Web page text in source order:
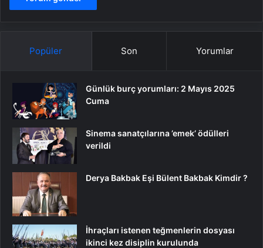
Popüler Son Yorumlar
Günlük burç yorumları: 2 Mayıs 2025
Cuma
Sinema sanatçılarına ’emek’ ödülleri
verildi
Derya Bakbak Eşi Bülent Bakbak Kimdir ?
İhraçları istenen teğmenlerin dosyası
ikinci kez disiplin kurulunda